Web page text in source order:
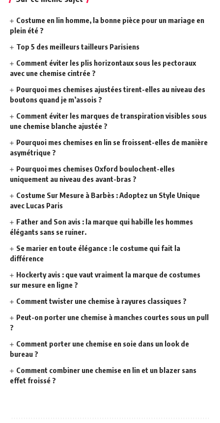
Costume en lin homme, la bonne pièce pour un mariage en
plein été ?
Top 5 des meilleurs tailleurs Parisiens
Comment éviter les plis horizontaux sous les pectoraux
avec une chemise cintrée ?
Pourquoi mes chemises ajustées tirent-elles au niveau des
boutons quand je m’assois ?
Comment éviter les marques de transpiration visibles sous
une chemise blanche ajustée ?
Pourquoi mes chemises en lin se froissent-elles de manière
asymétrique ?
Pourquoi mes chemises Oxford boulochent-elles
uniquement au niveau des avant-bras ?
Costume Sur Mesure à Barbès : Adoptez un Style Unique
avec Lucas Paris
Father and Son avis : la marque qui habille les hommes
élégants sans se ruiner.
Se marier en toute élégance : le costume qui fait la
différence
Hockerty avis : que vaut vraiment la marque de costumes
sur mesure en ligne ?
Comment twister une chemise à rayures classiques ?
Peut-on porter une chemise à manches courtes sous un pull
?
Comment porter une chemise en soie dans un look de
bureau ?
Comment combiner une chemise en lin et un blazer sans
effet froissé ?